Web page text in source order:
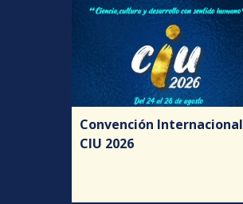
Convención Internacional
CIU 2026